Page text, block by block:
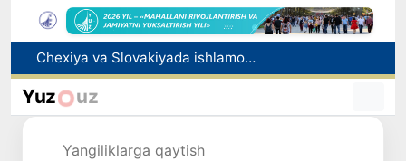
Bolaning familiyasiga otasining ismini berishga ruxsat beriladi
Behruz Karimov faoliyatini Shveytsariyaning «Lugano» klubida davom ettiradi
Yuz uz
Yangiliklarga qaytish